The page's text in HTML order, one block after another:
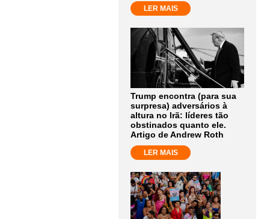
LER MAIS
Trump encontra (para sua
surpresa) adversários à
altura no Irã: líderes tão
obstinados quanto ele.
Artigo de Andrew Roth
LER MAIS